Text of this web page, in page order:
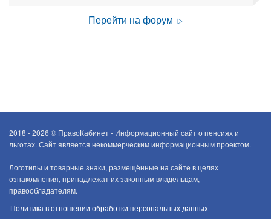
Перейти на форум
2018 - 2026 © ПравоКабинет - Информационный сайт о пенсиях и
льготах. Сайт является некоммерческим информационным проектом.
Логотипы и товарные знаки, размещённые на сайте в целях
ознакомления, принадлежат их законным владельцам,
правообладателям.
Политика в отношении обработки персональных данных